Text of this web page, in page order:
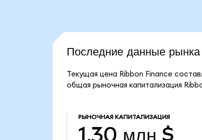
Последние данные
Текущая цена Ribbon Finance
общая рыночная капитализация
РЫНОЧНАЯ КАПИТАЛИЗАЦИЯ
1,30 млн $